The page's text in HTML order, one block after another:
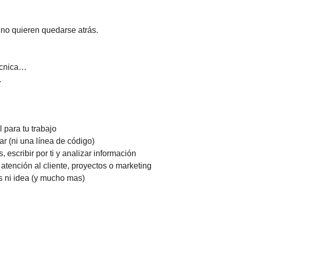
quieren quedarse atrás.
para tu trabajo
(ni una línea de código)
escribir por ti y analizar información
al cliente, proyectos o marketing
ni idea (y mucho mas)